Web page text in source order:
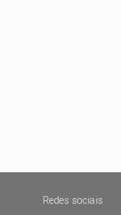
Redes sociais